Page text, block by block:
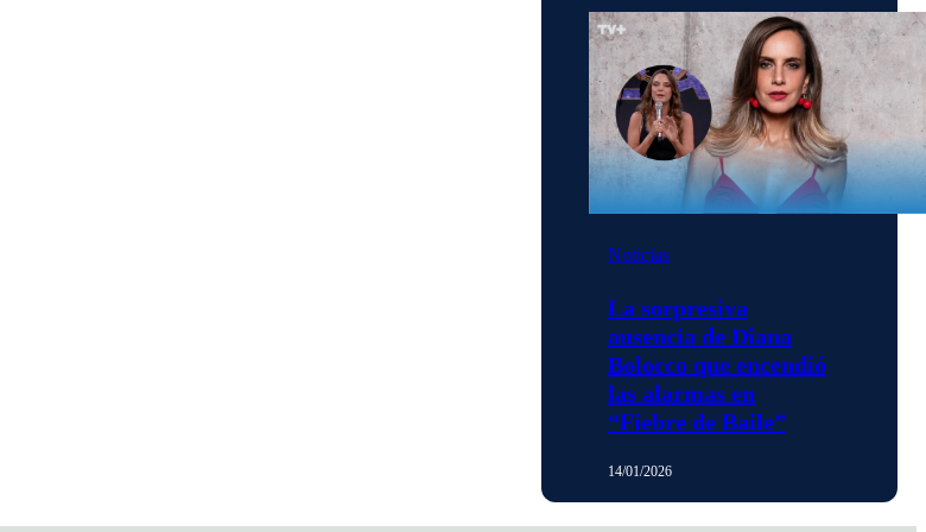
Noticias
La sorpresiva
ausencia de Diana
Bolocco que encendió
las alarmas en
“Fiebre de Baile”
14/01/2026